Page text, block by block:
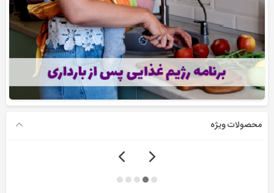
محصولات ویژه